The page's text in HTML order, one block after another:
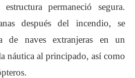
permaneció segura.
después del incendio, se
de naves extranjeras en un
náutica al principado, así como